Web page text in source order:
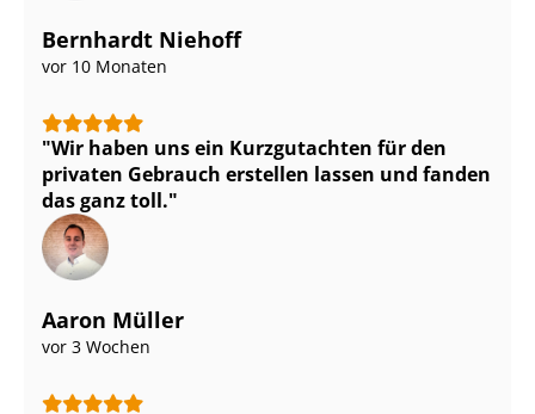
Bernhardt Niehoff
vor 10 Monaten
Wir haben uns ein Kurzgutachten für den
privaten Gebrauch erstellen lassen und fanden
das ganz toll.
Aaron Müller
vor 3 Wochen